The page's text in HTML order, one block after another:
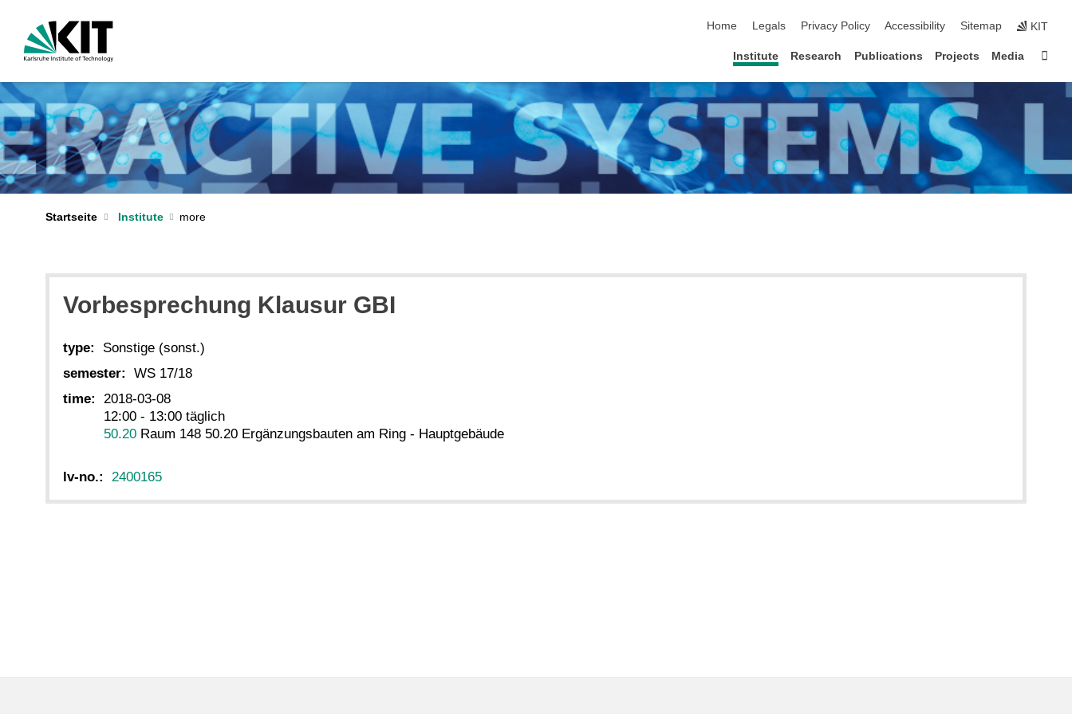
Home
Legals Privacy Policy Accessibility Sitemap KIT
Institute Research Publications Projects Media
Startseite Institute
Vorbesprechung Klausur GBI
type:
Sonstige (sonst.)
semester:
WS 17/18
time:
2018-03-08
12:00 - 13:00 täglich
50.20 Raum 148 50.20 Ergänzungsbauten am Ring - Hauptgebäude
lv-no.: 2400165